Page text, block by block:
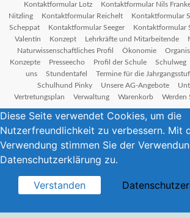
Kontaktformular Lotz
Kontaktformular Nils
Nitzling
Kontaktformular Reichelt Kontaktformular
Scheppat
Kontaktformular Seeger Kontaktformular
Valentin
Konzept Lehrkräfte und Mitarbeitende
Naturwissenschaftliches Profil
Ökonomie
Konzepte
Presseecho Profil der Schule Schulweg
uns
Stundentafel Termine für die
Schulhund Pinky
Unsere AG-Angebote
Vertretungsplan
Verwaltung Warenkorb Werden
Diese Seite verwendet Cookies, um die
Nutzerfreundlichkeit zu verbessern. Mit
Verwendung stimmen Sie der
Datenschutzerklärung zu.
Verstanden